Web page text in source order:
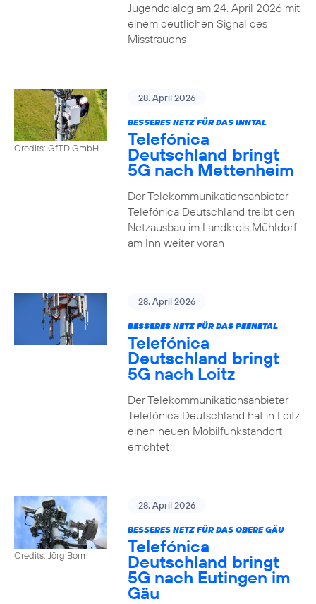
Jugenddialog am 24. April 2026 mit
einem deutlichen Signal des
Misstrauens
Credits: GfTD GmbH
28. April 2026
BESSERES NETZ FÜR DAS INNTAL
Telefónica
Deutschland bringt
5G nach Mettenheim
Der Telekommunikationsanbieter
Telefónica Deutschland treibt den
Netzausbau im Landkreis Mühldorf
am Inn weiter voran
28. April 2026
BESSERES NETZ FÜR DAS PEENETAL
Telefónica
Deutschland bringt
5G nach Loitz
Der Telekommunikationsanbieter
Telefónica Deutschland hat in Loitz
einen neuen Mobilfunkstandort
errichtet
Credits: Jörg Borm
28. April 2026
BESSERES NETZ FÜR DAS OBERE GÄU
Telefónica
Deutschland bringt
5G nach Eutingen im
Gäu